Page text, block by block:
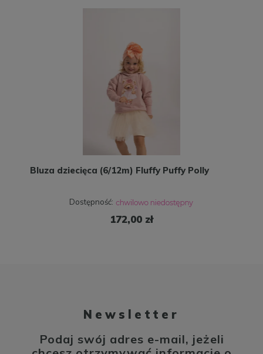
Bluza dziecięca (6/12m) Fluffy Puffy Polly
Dostępność:
172,00 zł
Newsletter
Podaj swój adres e-mail, jeżeli